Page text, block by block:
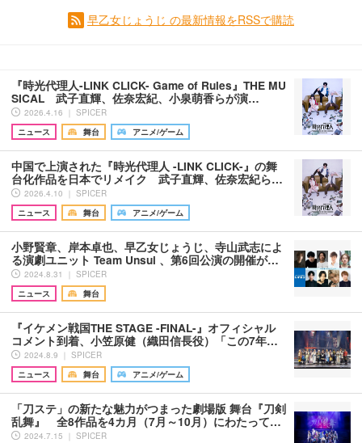
早乙女じょうじ の最新情報をRSSで購読
『時光代理人-LINK CLICK- Game of Rules』THE MU
SICAL 武子直輝、佐奈宏紀、小泉萌香らが演…
2026.4.16 ｜ SPICER
ニュース
舞台 アニメ/ゲーム
中国で上演された『時光代理人 -LINK CLICK-』の舞
台化作品を日本でリメイク 武子直輝、佐奈宏紀ら…
2026.4.10 ｜ SPICER
ニュース
舞台 アニメ/ゲーム
小野賢章、岸本卓也、早乙女じょうじ、寺山武志によ
る演劇ユニット Team Unsui 、第6回公演の開催が…
2024.8.31 ｜ SPICER
ニュース
舞台
『イケメン戦国THE STAGE -FINAL-』オフィシャル
コメント到着、小笠原健（織田信長役）「この7年…
2024.8.9 ｜ SPICER
ニュース
舞台 アニメ/ゲーム
「刀ステ」の新たな魅力がつまった劇場版 舞台『刀剣
乱舞』 全8作品を4カ月（7月～10月）にわたって…
2024.7.15 ｜ SPICER